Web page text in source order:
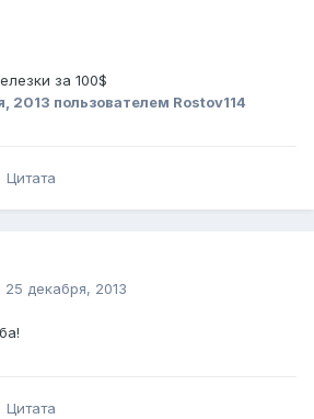
за 100$
2013 пользователем Rostov114
Цитата
25 декабря, 2013
Цитата